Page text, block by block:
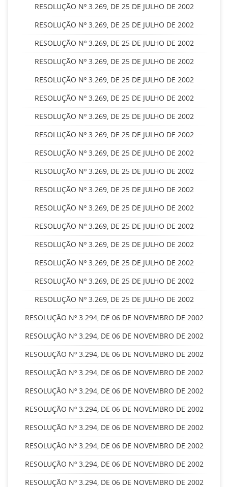
RESOLUÇÃO Nº 3.269, DE 25 DE JULHO DE 2002
RESOLUÇÃO Nº 3.269, DE 25 DE JULHO DE 2002
RESOLUÇÃO Nº 3.269, DE 25 DE JULHO DE 2002
RESOLUÇÃO Nº 3.269, DE 25 DE JULHO DE 2002
RESOLUÇÃO Nº 3.269, DE 25 DE JULHO DE 2002
RESOLUÇÃO Nº 3.269, DE 25 DE JULHO DE 2002
RESOLUÇÃO Nº 3.269, DE 25 DE JULHO DE 2002
RESOLUÇÃO Nº 3.269, DE 25 DE JULHO DE 2002
RESOLUÇÃO Nº 3.269, DE 25 DE JULHO DE 2002
RESOLUÇÃO Nº 3.269, DE 25 DE JULHO DE 2002
RESOLUÇÃO Nº 3.269, DE 25 DE JULHO DE 2002
RESOLUÇÃO Nº 3.269, DE 25 DE JULHO DE 2002
RESOLUÇÃO Nº 3.269, DE 25 DE JULHO DE 2002
RESOLUÇÃO Nº 3.269, DE 25 DE JULHO DE 2002
RESOLUÇÃO Nº 3.269, DE 25 DE JULHO DE 2002
RESOLUÇÃO Nº 3.269, DE 25 DE JULHO DE 2002
RESOLUÇÃO Nº 3.269, DE 25 DE JULHO DE 2002
RESOLUÇÃO Nº 3.294, DE 06 DE NOVEMBRO DE 2002
RESOLUÇÃO Nº 3.294, DE 06 DE NOVEMBRO DE 2002
RESOLUÇÃO Nº 3.294, DE 06 DE NOVEMBRO DE 2002
RESOLUÇÃO Nº 3.294, DE 06 DE NOVEMBRO DE 2002
RESOLUÇÃO Nº 3.294, DE 06 DE NOVEMBRO DE 2002
RESOLUÇÃO Nº 3.294, DE 06 DE NOVEMBRO DE 2002
RESOLUÇÃO Nº 3.294, DE 06 DE NOVEMBRO DE 2002
RESOLUÇÃO Nº 3.294, DE 06 DE NOVEMBRO DE 2002
RESOLUÇÃO Nº 3.294, DE 06 DE NOVEMBRO DE 2002
RESOLUÇÃO Nº 3.294, DE 06 DE NOVEMBRO DE 2002